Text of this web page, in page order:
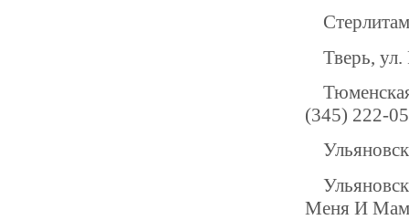
Тверь,
(345) 222-
Меня И